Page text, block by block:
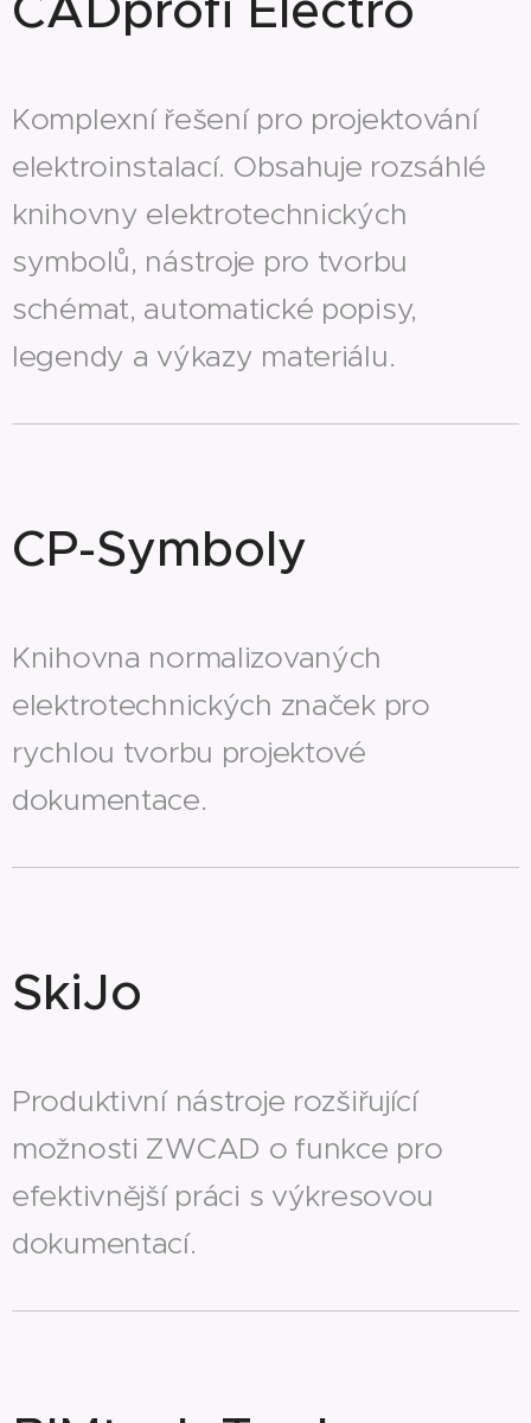
Komplexní řešení pro projektování
elektroinstalací. Obsahuje rozsáhlé
knihovny elektrotechnických
symbolů, nástroje pro tvorbu
schémat, automatické popisy,
legendy a výkazy materiálu.
CP-Symboly
Knihovna normalizovaných
elektrotechnických značek pro
rychlou tvorbu projektové
dokumentace.
SkiJo
Produktivní nástroje rozšiřující
možnosti ZWCAD o funkce pro
efektivnější práci s výkresovou
dokumentací.